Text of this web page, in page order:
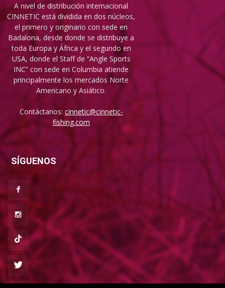
A nivel de distribución internacional
CINNETIC está dividida en dos núcleos,
el primero y originario con sede en
Badalona, desde donde se distribuye a
toda Europa y África y el segundo en
USA, donde el Staff de “Angle Sports
INC” con sede en Columbia atiende
principalmente los mercados Norte
Americano y Asiático.
Contáctanos: cinnetic@cinnetic-
fishing.com
SÍGUENOS